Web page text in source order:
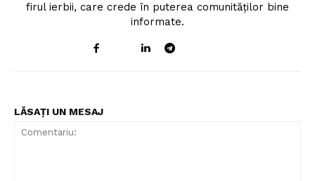
firul ierbii, care crede în puterea comunităților bine
informate.
LĂSAȚI UN MESAJ